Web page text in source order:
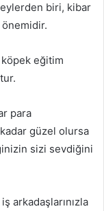
biri, kibar
eğitim
para
kadar güzel olursa
sizi sevdiğini
arkadaşlarınızla